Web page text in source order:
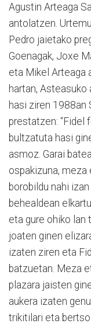
Agustin Arteaga
antolatzen.
Pedro jaietako
Goenagak, Joxe
eta Mikel Arteaga
hartan,
hasi ziren 1988an
prestatzen: “Fidel
bultzatuta hasi
asmoz. Garai
ospakizuna, meza
borobildu nahi
behealdean
eta gure ohiko lan
joaten ginen
izaten ziren eta
batzuetan. Meza
plazara jaisten
aukera izaten
trikitilari eta